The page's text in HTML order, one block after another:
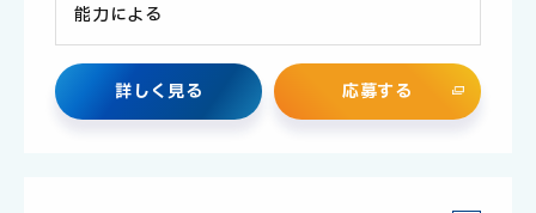
能力による
詳しく見る 応募する